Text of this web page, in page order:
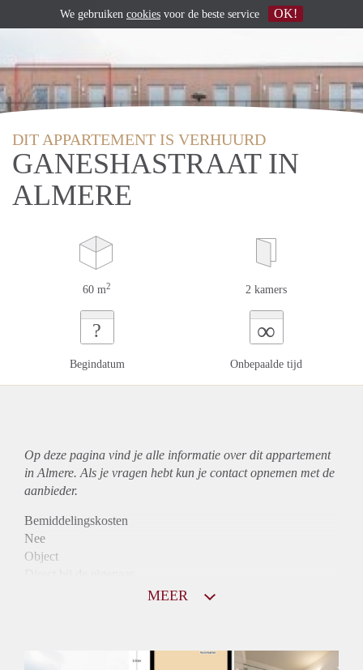
DIT APPARTEMENT IS VERHUURD
GANESHASTRAAT IN
ALMERE
60 m2 2 kamers
?
Begindatum
∞
Onbepaalde tijd
Op deze pagina vind je alle informatie over ditappartement
in Almere. Als je vragen hebt kun je contact opnemen met de
aanbieder.
Bemiddelingskosten
Nee
Object
MEER
We gebruiken cookies voor de beste service OK!